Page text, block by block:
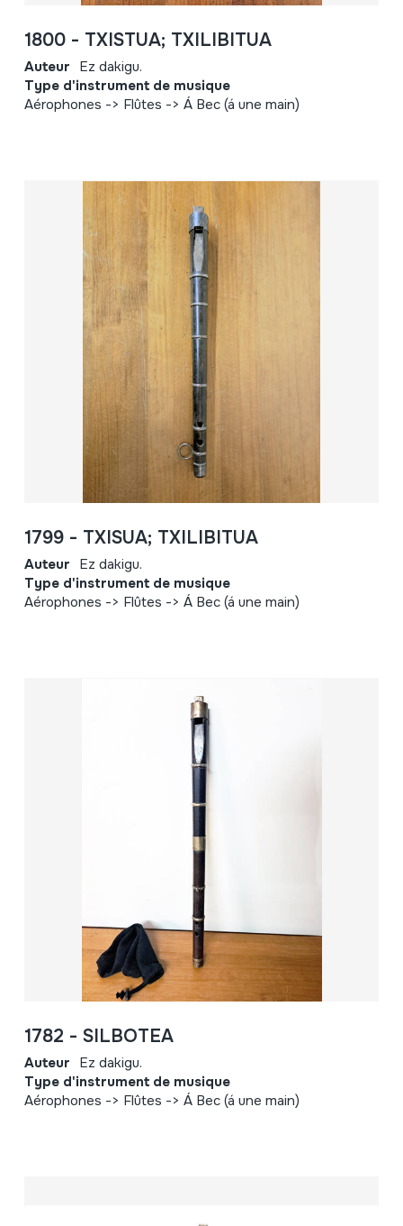
1800 - TXISTUA; TXILIBITUA
Auteur Ez dakigu.
Type d'instrument de musique
Aérophones -> Flûtes -> Á Bec (á une main)
1799 - TXISUA; TXILIBITUA
Auteur Ez dakigu.
Type d'instrument de musique
Aérophones -> Flûtes -> Á Bec (á une main)
1782 - SILBOTEA
Auteur Ez dakigu.
Type d'instrument de musique
Aérophones -> Flûtes -> Á Bec (á une main)